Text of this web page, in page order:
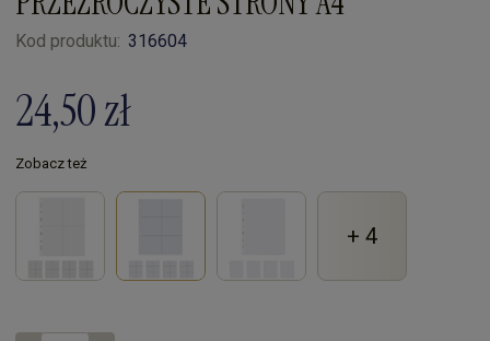
Kod produktu: 316604
24,50 zł
Zobacz też
+ 4